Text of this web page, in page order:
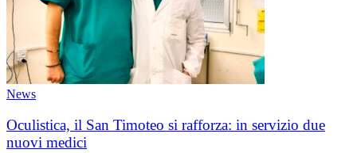
News
Oculistica, il San Timoteo si rafforza: in servizio due
nuovi medici